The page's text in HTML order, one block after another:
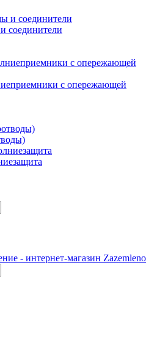
соединители
с опережающей